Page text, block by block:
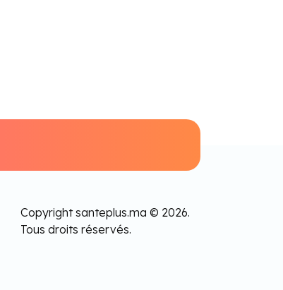
Copyright santeplus.ma © 2026.
Tous droits réservés.